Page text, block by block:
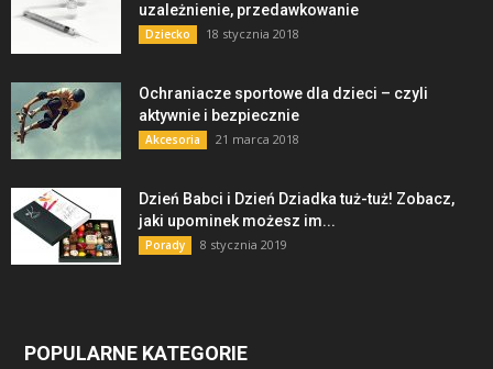
uzależnienie, przedawkowanie
Dziecko 18 stycznia 2018
Ochraniacze sportowe dla dzieci – czyli
aktywnie i bezpiecznie
Akcesoria 21 marca 2018
Dzień Babci i Dzień Dziadka tuż-tuż! Zobacz,
jaki upominek możesz im...
Porady 8 stycznia 2019
POPULARNE KATEGORIE